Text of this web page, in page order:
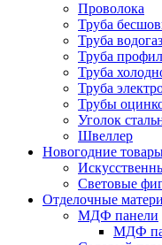
Проволока
Труба
Труба
Труба
Труба
Труба
Трубы
Уголок
Швеллер
Новогодние
Световые
Отделочные
МДФ панели
МДФ